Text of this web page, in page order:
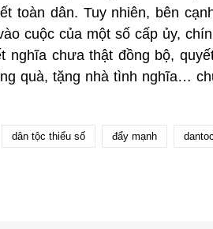
toàn dân. Tuy nhiên, bên
cuộc của một số cấp ủy,
chưa thật đồng bộ,
quà, tặng nhà tình nghĩa…
dân tộc thiểu số đẩy mạnh